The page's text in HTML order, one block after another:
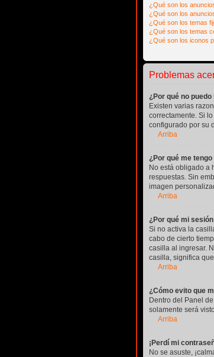
¿Qué son los
¿Qué son los
¿Qué son los temas
¿Qué son los temas
¿Qué son los iconos
Problemas
¿Por qué no
Existen varias
correctamente. Si
configurado por su
Arriba
¿Por qué me
No está obligado a
respuestas. Sin
imagen
Arriba
¿Por qué mi
Si no activa la
cabo de cierto
casilla al ingresar.
casilla, significa
Arriba
¿Cómo evito que
Dentro del Panel
solamente será
Arriba
¡Perdí mi
No se asuste,